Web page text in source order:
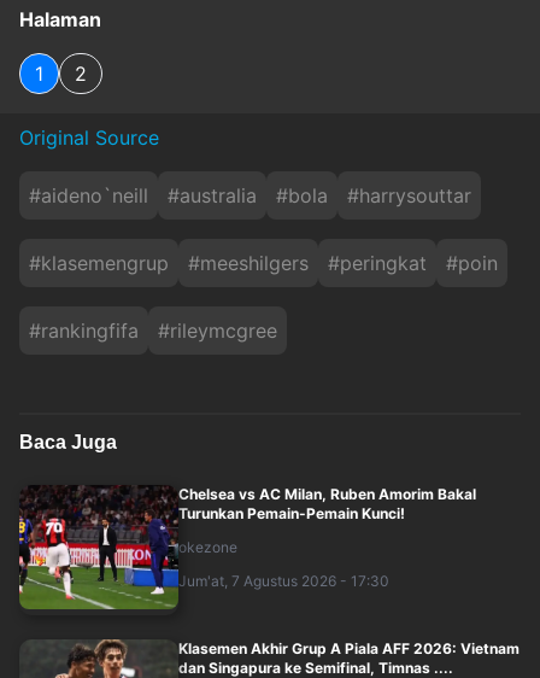
Halaman
1 2
Original Source
#aideno`neill #australia #bola #harrysouttar
#klasemengrup #meeshilgers #peringkat #poin
#rankingfifa #rileymcgree
Baca Juga
Chelsea vs AC Milan, Ruben Amorim Bakal
Turunkan Pemain-Pemain Kunci!
okezone
Jum'at, 7 Agustus 2026 - 17:30
Klasemen Akhir Grup A Piala AFF 2026: Vietnam
dan Singapura ke Semifinal, Timnas ....